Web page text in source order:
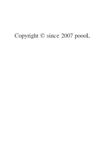
Copyright © since 2007 poooL